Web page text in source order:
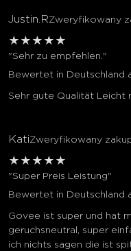
Justin.RZweryfikowany
★ ★ ★ ★ ★
"Sehr zu empfehlen."
Bewertet in Deutschland
Sehr gute Qualität Leicht
KatiZweryfikowany
★ ★ ★ ★ ★
"Super Preis Leistung"
Bewertet in Deutschland
Govee ist super und hat
geruchsneutral, super
ich nichts sagen die ist